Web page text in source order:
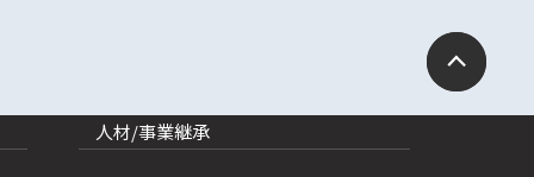
人材/事業継承